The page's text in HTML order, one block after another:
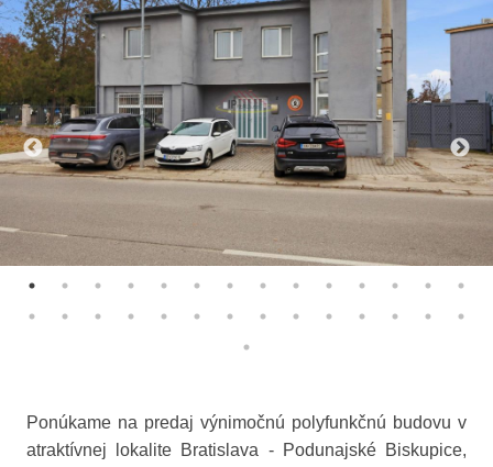
Ponúkame na predaj výnimočnú polyfunkčnú budovu v
atraktívnej lokalite Bratislava - Podunajské Biskupice,